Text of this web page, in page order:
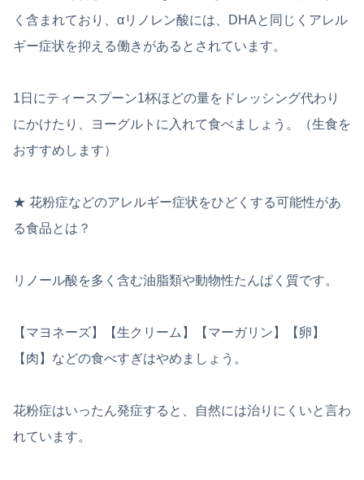
く含まれており、αリノレン酸には、DHAと同じくアレル
ギー症状を抑える働きがあるとされています。
1日にティースプーン1杯ほどの量をドレッシング代わり
にかけたり、ヨーグルトに入れて食べましょう。（生食を
おすすめします）
★ 花粉症などのアレルギー症状をひどくする可能性があ
る食品とは？
リノール酸を多く含む油脂類や動物性たんぱく質です。
【マヨネーズ】【生クリーム】【マーガリン】【卵】
【肉】などの食べすぎはやめましょう。
花粉症はいったん発症すると、自然には治りにくいと言わ
れています。